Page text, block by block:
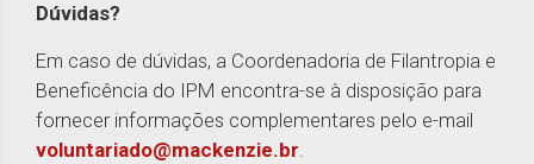
Dúvidas?
Em caso de dúvidas, a Coordenadoria de Filantropia e
Beneficência do IPM encontra-se à disposição para
fornecer informações complementares pelo e-mail
voluntariado@mackenzie.br.
1